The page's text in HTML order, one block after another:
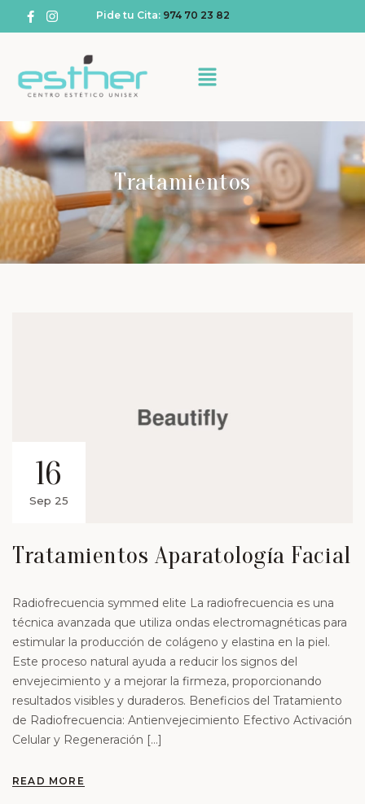
Pide tu Cita: 974 70 23 82
Tratamientos
16
Sep 25
Tratamientos Aparatología Facial
Radiofrecuencia symmed elite La radiofrecuencia es una
técnica avanzada que utiliza ondas electromagnéticas para
estimular la producción de colágeno y elastina en la piel.
Este proceso natural ayuda a reducir los signos del
envejecimiento y a mejorar la firmeza, proporcionando
resultados visibles y duraderos. Beneficios del Tratamiento
de Radiofrecuencia: Antienvejecimiento Efectivo Activación
Celular y Regeneración […]
READ MORE